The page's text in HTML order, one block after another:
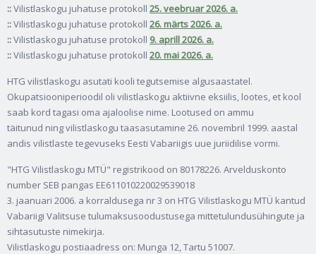
::Vilistlaskogu juhatuse protokoll 25. veebruar 2026. a.
::Vilistlaskogu juhatuse protokoll 26. märts 2026. a.
::Vilistlaskogu juhatuse protokoll 9. aprill 2026. a.
::Vilistlaskogu juhatuse protokoll 20. mai 2026. a.
HTG vilistlaskogu asutati kooli tegutsemise algusaastatel.
Okupatsiooniperioodil oli vilistlaskogu aktiivne eksiilis, lootes, et kool
saab kord tagasi oma ajaloolise nime. Lootused on ammu
täitunud ning vilistlaskogu taasasutamine 26. novembril 1999. aastal
andis vilistlaste tegevuseks Eesti Vabariigis uue juriidilise vormi.
"HTG Vilistlaskogu MTÜ" registrikood on 80178226. Arvelduskonto
number SEB pangas EE611010220029539018
3. jaanuari 2006. a korraldusega nr 3 on HTG Vilistlaskogu MTÜ kantud
Vabariigi Valitsuse tulumaksusoodustusega mittetulundusühingute ja
sihtasutuste nimekirja.
Vilistlaskogu postiaadress on: Munga 12, Tartu 51007.